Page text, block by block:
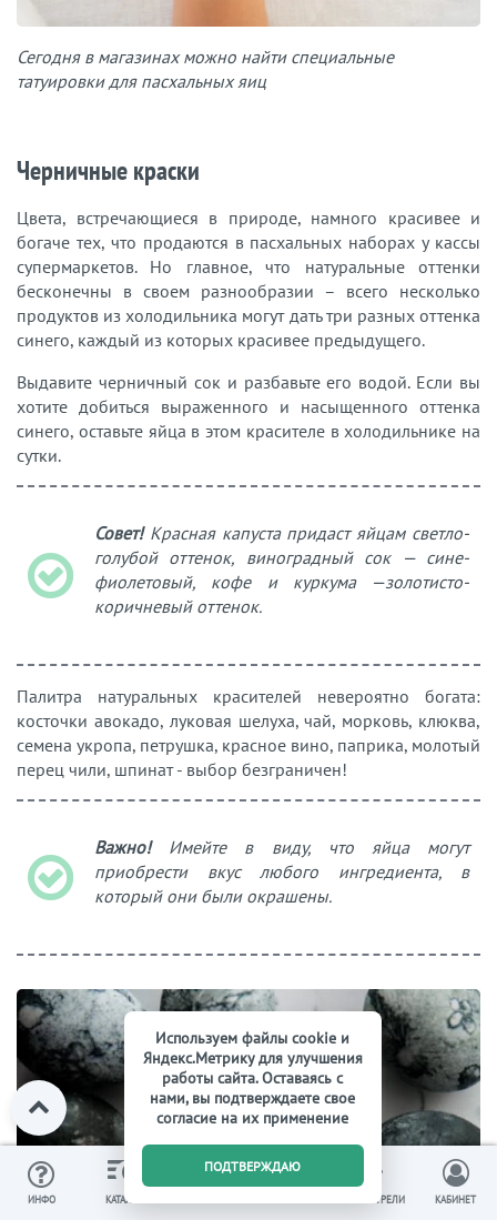
Сегодня в магазинах можно найти специальные
татуировки для пасхальных яиц
Черничные краски
Цвета, встречающиеся в природе, намного красивее и
богаче тех, что продаются в пасхальных наборах у кассы
супермаркетов. Но главное, что натуральные оттенки
бесконечны в своем разнообразии – всего несколько
продуктов из холодильника могут дать три разных оттенка
синего, каждый из которых красивее предыдущего.
Выдавите черничный сок и разбавьте его водой. Если вы
хотите добиться выраженного и насыщенного оттенка
синего, оставьте яйца в этом красителе в холодильнике на
сутки.
Совет!Красная капуста придаст яйцам светло-
голубой оттенок, виноградный сок — сине-
фиолетовый, кофе и куркума —золотисто-
коричневый оттенок.
Палитра натуральных красителей невероятно богата:
косточки авокадо, луковая шелуха, чай, морковь, клюква,
семена укропа, петрушка, красное вино, паприка, молотый
перец чили, шпинат - выбор безграничен!
Важно! Имейте в виду, что яйца могут
приобрести вкус любого ингредиента, в
который они были окрашены.
ИНФО КАТАЛОГ
0
ВЫ СМОТРЕЛИ КАБИНЕТ
Используем файлы cookie и
Яндекс.Метрику для улучшения
работы сайта. Оставаясь с
нами, вы подтверждаете свое
согласие на их применение
ПОДТВЕРЖДАЮ